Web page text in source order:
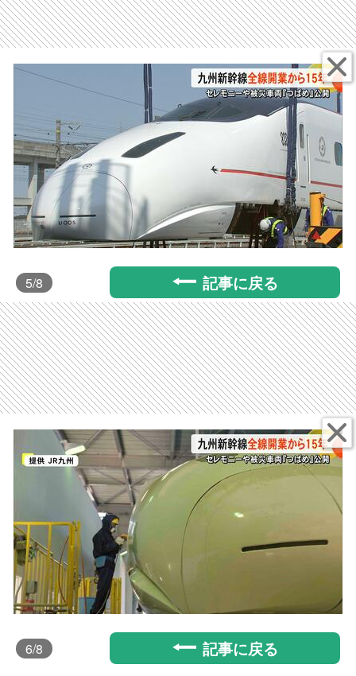
5/8 記事に戻る
6/8 記事に戻る